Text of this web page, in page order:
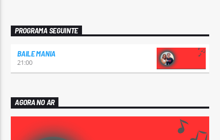
PROGRAMA SEGUINTE
BAILE MANIA
21:00
AGORA NO AR